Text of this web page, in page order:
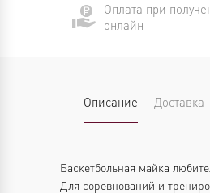
Оплата при
онлайн
Описание Доставка
Баскетбольная майка
Для соревнований и